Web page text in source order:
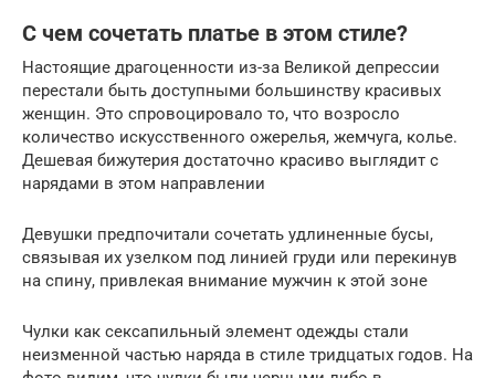
С чем сочетать платье в этом стиле?
Настоящие драгоценности из-за Великой депрессии
перестали быть доступными большинству красивых
женщин. Это спровоцировало то, что возросло
количество искусственного ожерелья, жемчуга, колье.
Дешевая бижутерия достаточно красиво выглядит с
нарядами в этом направлении
Девушки предпочитали сочетать удлиненные бусы,
связывая их узелком под линией груди или перекинув
на спину, привлекая внимание мужчин к этой зоне
Чулки как сексапильный элемент одежды стали
неизменной частью наряда в стиле тридцатых годов. На